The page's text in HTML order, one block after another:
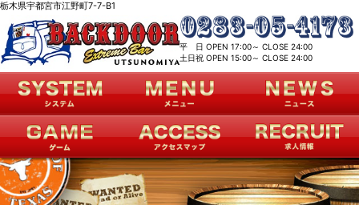
栃木県宇都宮市江野町7-7-B1
平 日 OPEN 17:00～ CLOSE 24:00
土日祝 OPEN 15:00～ CLOSE 24:00